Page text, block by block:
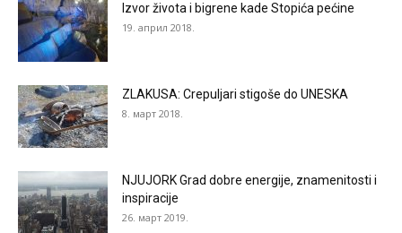
Izvor života i bigrene kade Stopića pećine
19. април 2018.
ZLAKUSA: Crepuljari stigoše do UNESKA
8. март 2018.
NJUJORK Grad dobre energije, znamenitosti i
inspiracije
26. март 2019.